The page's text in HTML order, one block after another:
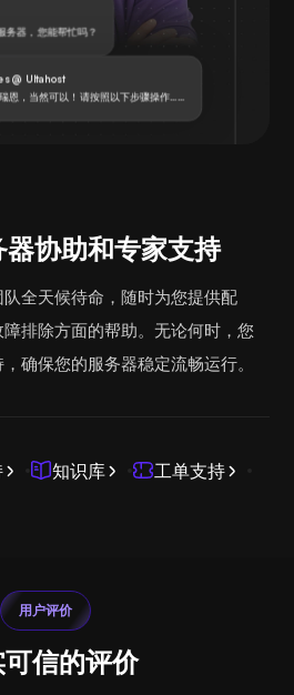
务器，您能帮忙吗？
@ Ultahost
恩，当然可以！请按照以下步骤操作……
协助和专家支持
全天候待命，随时为您提供配
排除方面的帮助。无论何时，您
确保您的服务器稳定流畅运行。
知识库
工单支持
用户评价
信的评价